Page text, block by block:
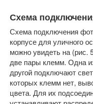
Схема
Схема подключения
корпусе для уличного
можно увидеть на (рис.
две пары клемм. Одна
другой подключают
которых клемм нет,
цвета. Для их